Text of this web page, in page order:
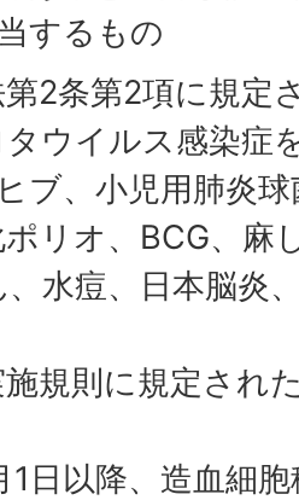
するもの
2条第2項に規定
ウイルス感染症
ブ、小児用肺炎
リオ、BCG、麻
水痘、日本脳炎
規則に規定され
1日以降、造血細